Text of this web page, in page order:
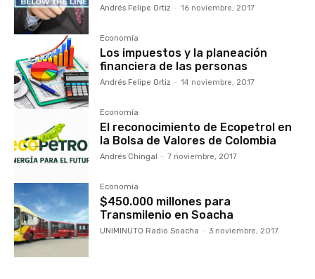
Andrés Felipe Ortiz - 16 noviembre, 2017
Economía
Los impuestos y la planeación
financiera de las personas
Andrés Felipe Ortiz - 14 noviembre, 2017
Economía
El reconocimiento de Ecopetrol en
la Bolsa de Valores de Colombia
Andrés Chingal - 7 noviembre, 2017
Economía
$450.000 millones para
Transmilenio en Soacha
UNIMINUTO Radio Soacha - 3 noviembre, 2017